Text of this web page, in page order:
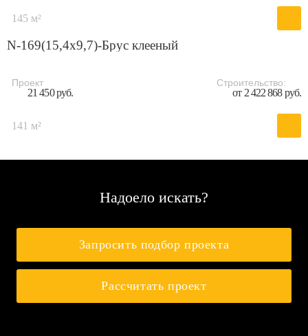
145 м²
N-169(15,4x9,7)-Брус клееный
Проект
21 450 руб.
Строительство:
от 2 422 868 руб.
141 м²
Надоело искать?
Запросить подбор проекта
Рассчитать проект